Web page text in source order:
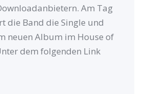
Am Tag
die Band die Single und
neuen Album im House of
dem folgenden Link